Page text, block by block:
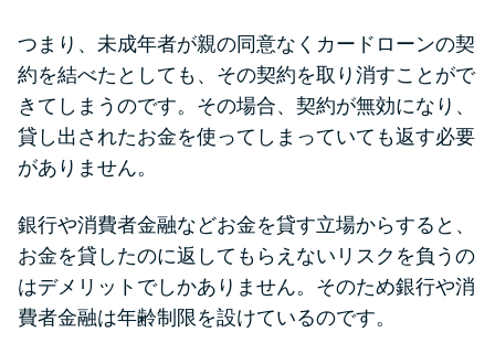
未成年でもお金を借りられる？
学生がお金を借りる方法があ
る？
へのバレにくさや将来への影響
を解説
ソフト闇金とは？悪質な手口に
つまり、未成年者が親の同意なくカードローンの契
約を結べたとしても、その契約を取り消すことがで
きてしまうのです。その場合、契約が無効になり、
貸し出されたお金を使ってしまっていても返す必要
がありません。
銀行や消費者金融などお金を貸す立場からすると、
お金を貸したのに返してもらえないリスクを負うの
はデメリットでしかありません。そのため銀行や消
費者金融は年齢制限を設けているのです。